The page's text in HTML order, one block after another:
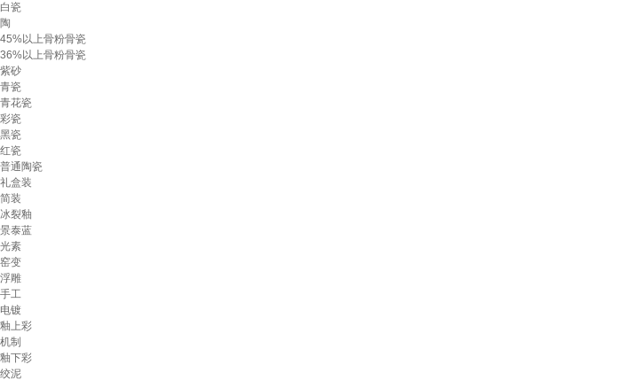
白瓷
陶
45%以上骨粉骨瓷
36%以上骨粉骨瓷
紫砂
青瓷
青花瓷
彩瓷
黑瓷
红瓷
普通陶瓷
礼盒装
简装
冰裂釉
景泰蓝
光素
窑变
浮雕
手工
电镀
釉上彩
机制
釉下彩
绞泥